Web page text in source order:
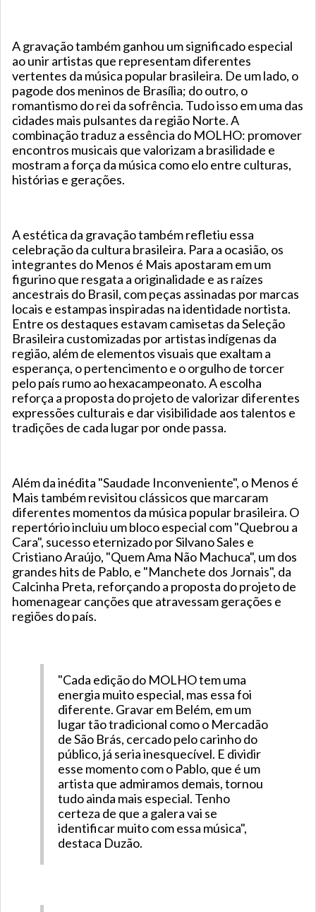
A gravação também ganhou um significado especial
ao unir artistas que representam diferentes
vertentes da música popular brasileira. De um lado, o
pagode dos meninos de Brasília; do outro, o
romantismo do rei da sofrência. Tudo isso em uma das
cidades mais pulsantes da região Norte. A
combinação traduz a essência do MOLHO: promover
encontros musicais que valorizam a brasilidade e
mostram a força da música como elo entre culturas,
histórias e gerações.
A estética da gravação também refletiu essa
celebração da cultura brasileira. Para a ocasião, os
integrantes do Menos é Mais apostaram em um
figurino que resgata a originalidade e as raízes
ancestrais do Brasil, com peças assinadas por marcas
locais e estampas inspiradas na identidade nortista.
Entre os destaques estavam camisetas da Seleção
Brasileira customizadas por artistas indígenas da
região, além de elementos visuais que exaltam a
esperança, o pertencimento e o orgulho de torcer
pelo país rumo ao hexacampeonato. A escolha
reforça a proposta do projeto de valorizar diferentes
expressões culturais e dar visibilidade aos talentos e
tradições de cada lugar por onde passa.
Além da inédita "Saudade Inconveniente", o Menos é
Mais também revisitou clássicos que marcaram
diferentes momentos da música popular brasileira. O
repertório incluiu um bloco especial com "Quebrou a
Cara", sucesso eternizado por Silvano Sales e
Cristiano Araújo, "Quem Ama Não Machuca", um dos
grandes hits de Pablo, e "Manchete dos Jornais", da
Calcinha Preta, reforçando a proposta do projeto de
homenagear canções que atravessam gerações e
regiões do país.
"Cada edição do MOLHO tem uma
energia muito especial, mas essa foi
diferente. Gravar em Belém, em um
lugar tão tradicional como o Mercadão
de São Brás, cercado pelo carinho do
público, já seria inesquecível. E dividir
esse momento com o Pablo, que é um
artista que admiramos demais, tornou
tudo ainda mais especial. Tenho
certeza de que a galera vai se
identificar muito com essa música",
destaca Duzão.